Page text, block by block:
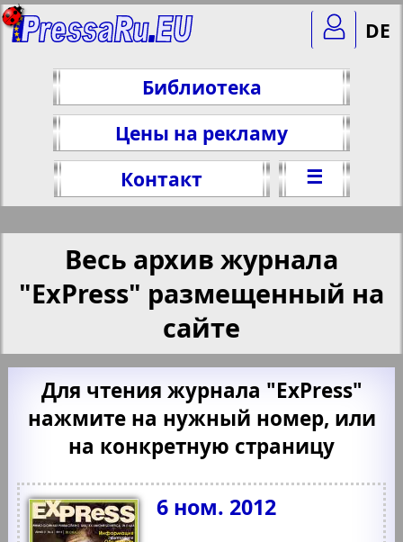
Библиотека
Цены на рекламу
Контакт
☰
DE
Весь архив журнала
"ExPress" размещенный на
сайте
Для чтения журнала "ExPress"
нажмите на нужный номер, или
на конкретную страницу
6 ном. 2012